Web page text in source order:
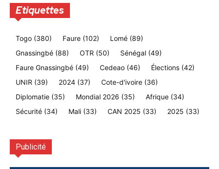
Etiquettes
Togo (380) Faure (102) Lomé (89)
Gnassingbé (88) OTR (50) Sénégal (49)
Faure Gnassingbé (49) Cedeao (46) Élections (42)
UNIR (39) 2024 (37) Cote-d'ivoire (36)
Diplomatie (35) Mondial 2026 (35) Afrique (34)
Sécurité (34) Mali (33) CAN 2025 (33) 2025 (33)
Publicité